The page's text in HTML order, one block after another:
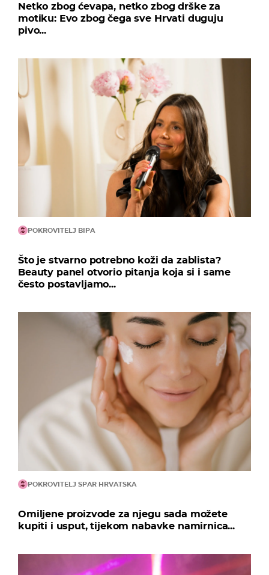
Netko zbog ćevapa, netko zbog drške za
motiku: Evo zbog čega sve Hrvati duguju
pivo...
POKROVITELJ BIPA
Što je stvarno potrebno koži da zablista?
Beauty panel otvorio pitanja koja si i same
često postavljamo...
POKROVITELJ SPAR HRVATSKA
Omiljene proizvode za njegu sada možete
kupiti i usput, tijekom nabavke namirnica...